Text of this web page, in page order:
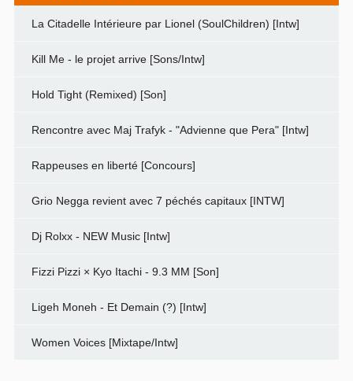
La Citadelle Intérieure par Lionel (SoulChildren) [Intw]
Kill Me - le projet arrive [Sons/Intw]
Hold Tight (Remixed) [Son]
Rencontre avec Maj Trafyk - "Advienne que Pera" [Intw]
Rappeuses en liberté [Concours]
Grio Negga revient avec 7 péchés capitaux [INTW]
Dj Rolxx - NEW Music [Intw]
Fizzi Pizzi × Kyo Itachi - 9.3 MM [Son]
Ligeh Moneh - Et Demain (?) [Intw]
Women Voices [Mixtape/Intw]